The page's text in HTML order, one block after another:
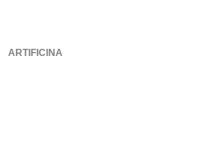
ARTIFICINA